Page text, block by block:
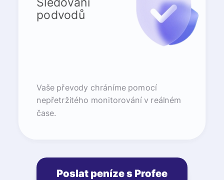
podvodů
Vaše převody chráníme pomocí
nepřetržitého monitorování v reálném
čase.
Poslat peníze s Profee